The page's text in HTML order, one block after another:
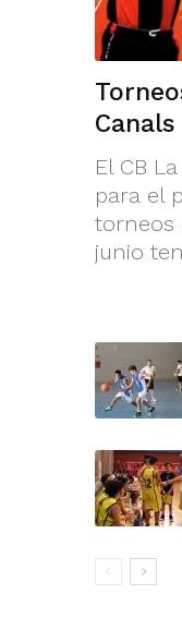
Canals
El CB
para el
torneos
junio